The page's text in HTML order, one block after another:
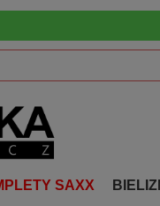
SAXX